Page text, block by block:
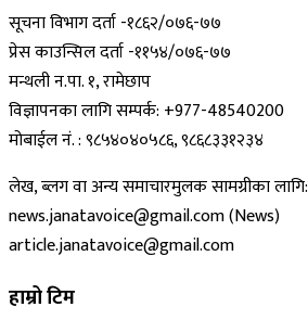
सूचना विभाग दर्ता -१८६२/०७६-७७
प्रेस काउन्सिल दर्ता -११५४/०७६-७७
मन्थली न.पा. १, रामेछाप
विज्ञापनका लागि सम्पर्क: +977-48540200
मोबाईल नं. : ९८५४०४०५८६, ९८६८३३१२३४
लेख, ब्लग वा अन्य समाचारमुलक सामग्रीका लागि:
news.janatavoice@gmail.com (News)
article.janatavoice@gmail.com
हाम्रो टिम